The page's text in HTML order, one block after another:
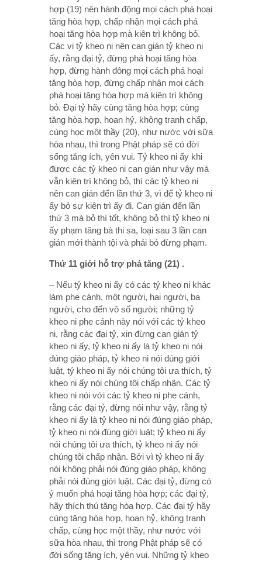
hợp (19) nên hành động mọi cách phá hoại
tăng hòa hợp, chấp nhận mọi cách phá
hoại tăng hòa hợp mà kiên trì không bỏ.
Các vị tỷ kheo ni nên can gián tỷ kheo ni
ấy, rằng đại tỷ, đừng phá hoại tăng hòa
hợp, đừng hành đông mọi cách phá hoại
tăng hòa hợp, đừng chấp nhận mọi cách
phá hoại tăng hòa hợp mà kiên trì không
bỏ. Đại tỷ hãy cùng tăng hòa hợp; cùng
tăng hòa hợp, hoan hỷ, không tranh chấp,
cùng học một thầy (20), như nước với sữa
hòa nhau, thì trong Phật pháp sẽ có đời
sống tăng ích, yên vui. Tỷ kheo ni ấy khi
được các tỷ kheo ni can gián như vậy mà
vẫn kiên trì không bỏ, thì các tỷ kheo ni
nên can gián đến lần thứ 3, vì để tỷ kheo ni
ấy bỏ sự kiên trì ấy đi. Can gián đến lần
thứ 3 mà bỏ thì tốt, không bỏ thì tỷ kheo ni
ấy phạm tăng bà thi sa, loại sau 3 lần can
gián mới thành tội và phải bỏ đừng phạm.
Thứ 11 giới hỗ trợ phá tăng (21) .
– Nếu tỷ kheo ni ấy có các tỷ kheo ni khác
làm phe cánh, một người, hai người, ba
người, cho đến vô số người; những tỷ
kheo ni phe cánh này nói với các tỷ kheo
ni, rằng các đại tỷ, xin đừng can gián tỷ
kheo ni ấy, tỷ kheo ni ấy là tỷ kheo ni nói
đúng giáo pháp, tỷ kheo ni nói đúng giới
luật, tỷ kheo ni ấy nói chúng tôi ưa thích, tỷ
kheo ni ấy nói chúng tôi chấp nhận. Các tỷ
kheo ni nói với các tỷ kheo ni phe cánh,
rằng các đại tỷ, đừng nói như vậy, rằng tỷ
kheo ni ấy là tỷ kheo ni nói đúng giáo pháp,
tỷ kheo ni nói đúng giới luật; tỷ kheo ni ấy
nói chúng tôi ưa thích, tỷ kheo ni ấy nói
chúng tôi chấp nhận. Bởi vì tỷ kheo ni ấy
nói không phải nói đúng giáo pháp, không
phải nói đúng giới luật. Các đại tỷ, đừng có
ý muốn phá hoại tăng hòa hợp; các đại tỷ,
hãy thích thú tăng hòa hợp. Các đại tỷ hãy
cúng tăng hòa hợp, hoan hỷ, không tranh
chấp, cùng học một thầy, như nước với
sữa hòa nhau, thì trong Phật pháp sẽ có
đời sống tăng ích, yên vui. Những tỷ kheo